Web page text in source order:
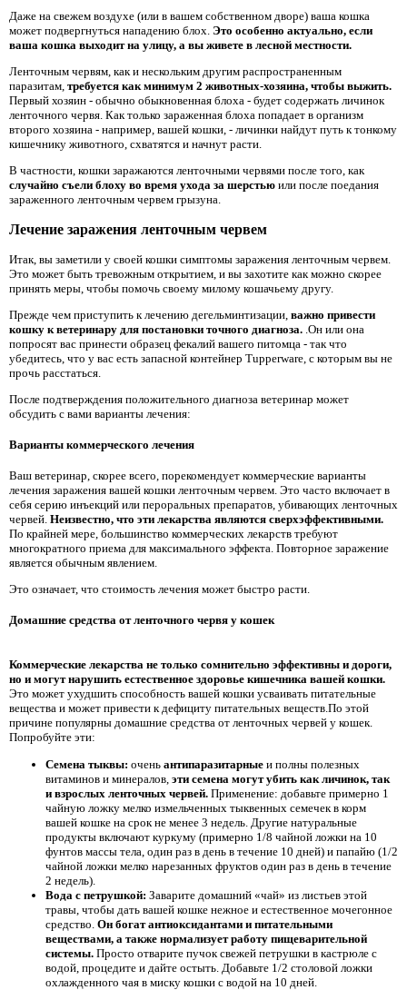
Даже на свежем воздухе (или в вашем собственном дворе) ваша кошка
может подвергнуться нападению блох. Это особенно актуально, если
ваша кошка выходит на улицу, а вы живете в лесной местности.
Ленточным червям, как и нескольким другим распространенным
паразитам, требуется как минимум 2 животных-хозяина, чтобы выжить.
Первый хозяин - обычно обыкновенная блоха - будет содержать личинок
ленточного червя. Как только зараженная блоха попадает в организм
второго хозяина - например, вашей кошки, - личинки найдут путь к тонкому
кишечнику животного, схватятся и начнут расти.
В частности, кошки заражаются ленточными червями после того, как
случайно съели блоху во время ухода за шерстью или после поедания
зараженного ленточным червем грызуна.
Лечение заражения ленточным червем
Итак, вы заметили у своей кошки симптомы заражения ленточным червем.
Это может быть тревожным открытием, и вы захотите как можно скорее
принять меры, чтобы помочь своему милому кошачьему другу.
Прежде чем приступить к лечению дегельминтизации, важно привести
кошку к ветеринару для постановки точного диагноза. .Он или она
попросят вас принести образец фекалий вашего питомца - так что
убедитесь, что у вас есть запасной контейнер Tupperware, с которым вы не
прочь расстаться.
После подтверждения положительного диагноза ветеринар может
обсудить с вами варианты лечения:
Варианты коммерческого лечения
Ваш ветеринар, скорее всего, порекомендует коммерческие варианты
лечения заражения вашей кошки ленточным червем. Это часто включает в
себя серию инъекций или пероральных препаратов, убивающих ленточных
червей. Неизвестно, что эти лекарства являются сверхэффективными.
По крайней мере, большинство коммерческих лекарств требуют
многократного приема для максимального эффекта. Повторное заражение
является обычным явлением.
Это означает, что стоимость лечения может быстро расти.
Домашние средства от ленточного червя у кошек
Коммерческие лекарства не только сомнительно эффективны и дороги,
но и могут нарушить естественное здоровье кишечника вашей кошки.
Это может ухудшить способность вашей кошки усваивать питательные
вещества и может привести к дефициту питательных веществ.По этой
причине популярны домашние средства от ленточных червей у кошек.
Попробуйте эти:
Семена тыквы: очень антипаразитарные и полны полезных
витаминов и минералов, эти семена могут убить как личинок, так
и взрослых ленточных червей. Применение: добавьте примерно 1
чайную ложку мелко измельченных тыквенных семечек в корм
вашей кошке на срок не менее 3 недель. Другие натуральные
продукты включают куркуму (примерно 1/8 чайной ложки на 10
фунтов массы тела, один раз в день в течение 10 дней) и папайю (1/2
чайной ложки мелко нарезанных фруктов один раз в день в течение
2 недель).
Вода с петрушкой: Заварите домашний «чай» из листьев этой
травы, чтобы дать вашей кошке нежное и естественное мочегонное
средство. Он богат антиоксидантами и питательными
веществами, а также нормализует работу пищеварительной
системы. Просто отварите пучок свежей петрушки в кастрюле с
водой, процедите и дайте остыть. Добавьте 1/2 столовой ложки
охлажденного чая в миску кошки с водой на 10 дней.